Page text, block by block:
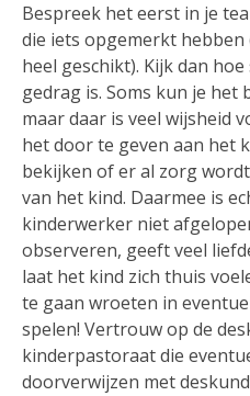
Bespreek het eerst in je
die iets opgemerkt
heel geschikt). Kijk dan
gedrag is. Soms kun je het
maar daar is veel wijsheid
het door te geven aan het
bekijken of er al zorg
van het kind. Daarmee is
kinderwerker niet
observeren, geeft veel
laat het kind zich thuis
te gaan wroeten in
spelen! Vertrouw op de
kinderpastoraat die
doorverwijzen met